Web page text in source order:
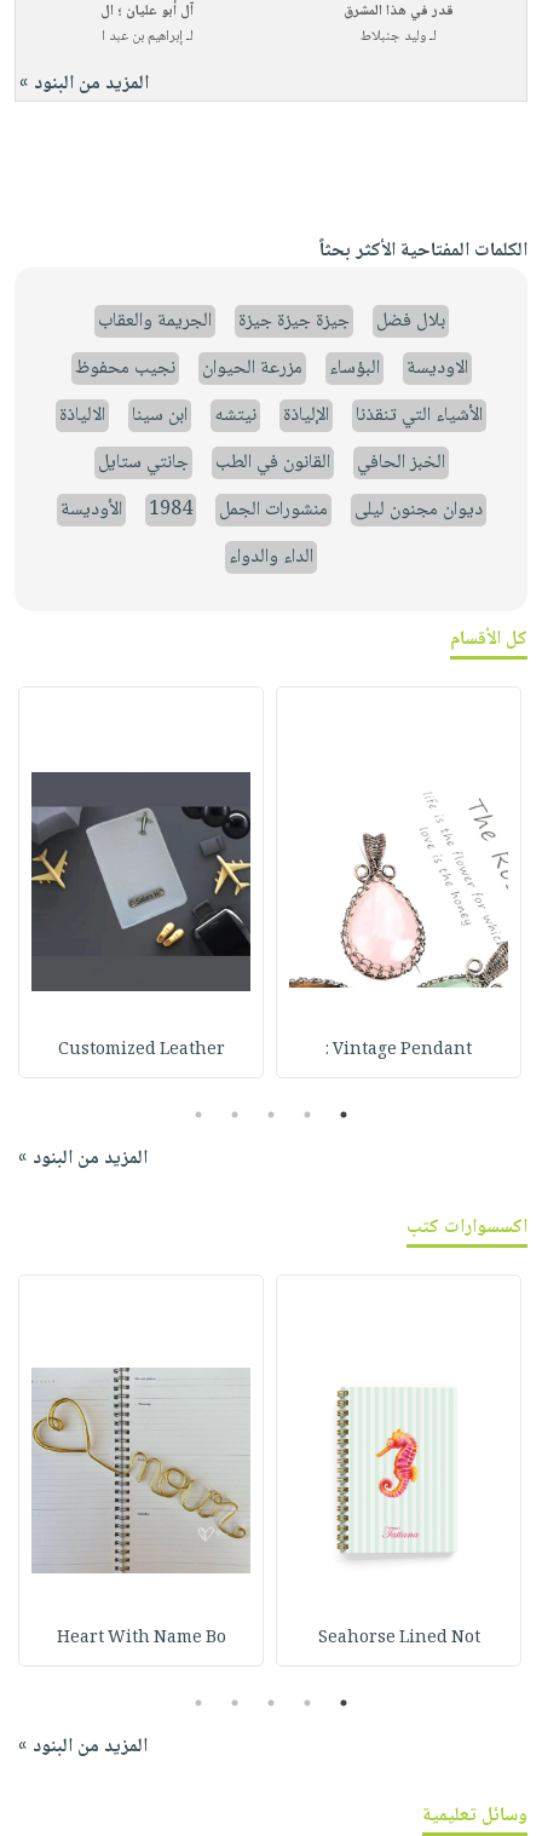
قدر في هذا المشرق
لـوليد جنبلاط
آل أبو عليان ؛ ال
لـإبراهيم بن عبد ا
المزيد من البنود »
الكلمات المفتاحية الأكثر بحثاً
بلال فضل جيزة جيزة جيزة
الجريمة والعقاب
الاوديسة
البؤساء مزرعة الحيوان
نجيب محفوظ
الأشياء التي تنقذنا
الإلياذة نيتشه ابن سينا
الالياذة
الخبز الحافي
القانون في الطب
جانتي ستايل
ديوان مجنون ليلى
منشورات الجمل 1984
الأوديسة
الداء والدواء
كل الأقسام
Vintage Pendant :
Customized Leather
1
2
3
4
5
المزيد من البنود »
اكسسوارات كتب
Seahorse Lined Not
Heart With Name Bo
1
2
3
4
5
المزيد من البنود »
وسائل تعليمية